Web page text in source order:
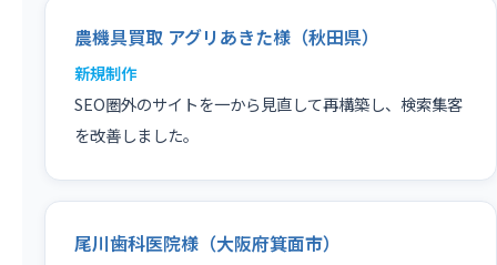
農機具買取 アグリあきた様（秋田県）
新規制作
SEO圏外のサイトを一から見直して再構築し、検索集客
を改善しました。
尾川歯科医院様（大阪府箕面市）